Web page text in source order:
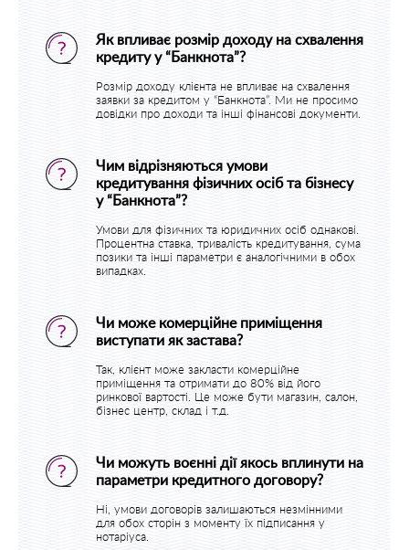
Як впливає розмір доходу на схвалення
кредиту у “Банкнота”?
Розмір доходу клієнта не впливає на схвалення
заявки за кредитом у “Банкнота”. Ми не просимо
довідки про доходи та інші фінансові документи.
Чим відрізняються умови
кредитування фізичних осіб та бізнесу
у “Банкнота”?
Умови для фізичних та юридичних осіб однакові.
Процентна ставка, тривалість кредитування, сума
позики та інші параметри є аналогічними в обох
випадках.
Чи може комерційне приміщення
виступати як застава?
Так, клієнт може закласти комерційне
приміщення та отримати до 80% від його
ринкової вартості. Це може бути магазин, салон,
бізнес центр, склад і т.д.
Чи можуть воєнні дії якось вплинути на
параметри кредитного договору?
Ні, умови договорів залишаються незмінними
для обох сторін з моменту їх підписання у
нотаріуса.